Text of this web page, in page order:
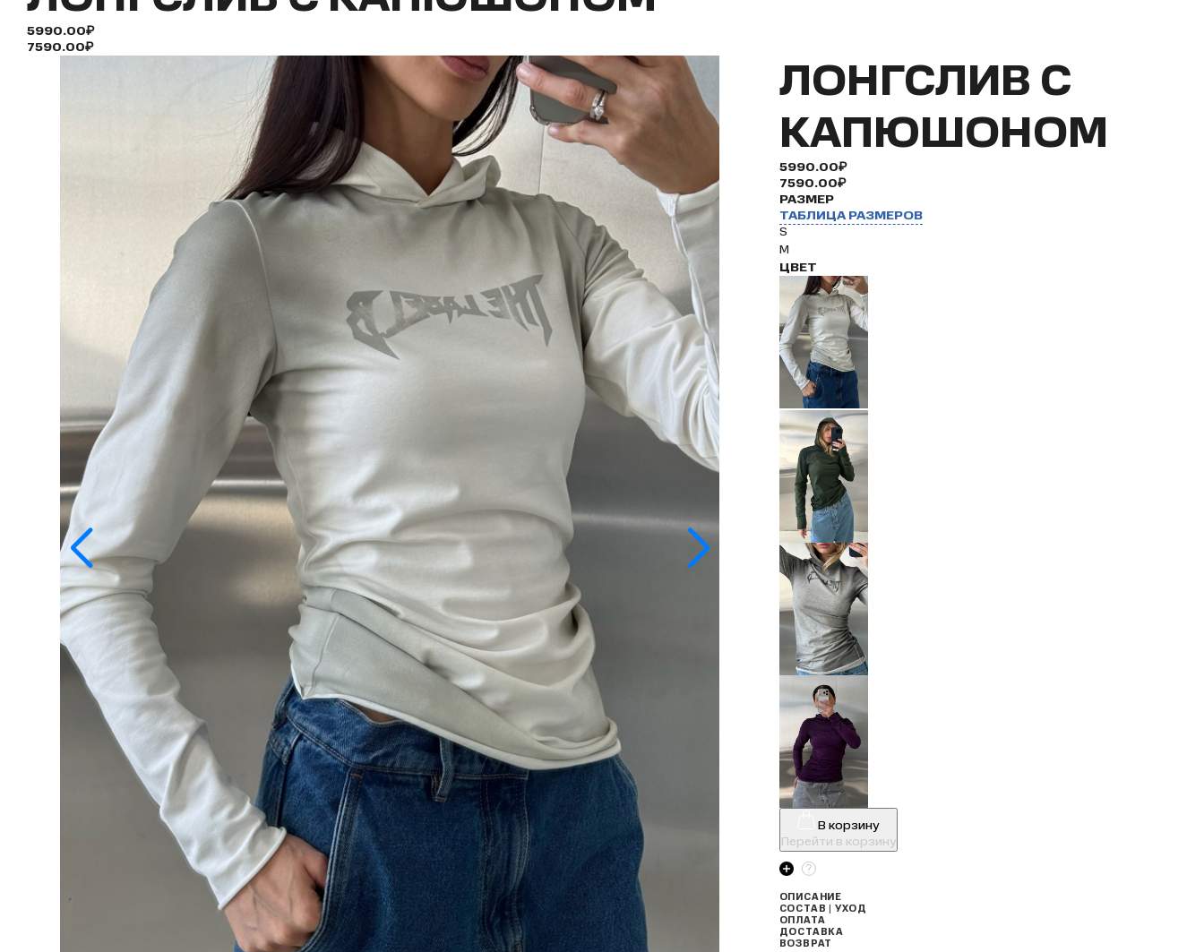
5990.00₽
7590.00₽
ЛОНГСЛИВ С
КАПЮШОНОМ
5990.00₽
7590.00₽
РАЗМЕР
ТАБЛИЦА РАЗМЕРОВ
S
M
ЦВЕТ
В корзину
Перейти в корзину
ОПИСАНИЕ
СОСТАВ | УХОД
ОПЛАТА
ДОСТАВКА
ВОЗВРАТ